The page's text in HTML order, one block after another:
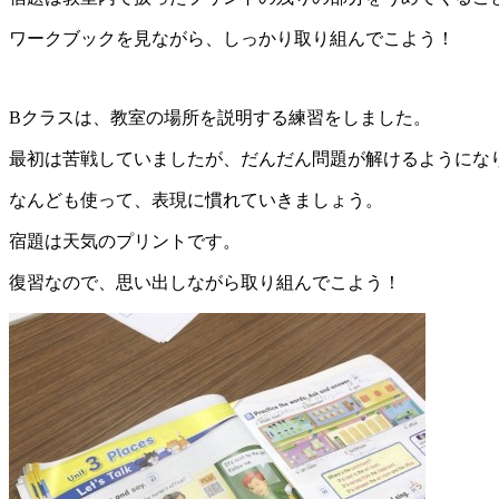
ワークブックを見ながら、しっかり取り組んでこよう！
Bクラスは、教室の場所を説明する練習をしました。
最初は苦戦していましたが、だんだん問題が解けるようにな
なんども使って、表現に慣れていきましょう。
宿題は天気のプリントです。
復習なので、思い出しながら取り組んでこよう！